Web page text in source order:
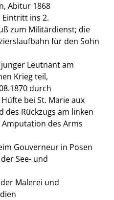
Abitur 1868
Eintritt ins 2.
zum Militärdienst; die
für den Sohn
Leutnant am
Krieg teil,
durch
bei St. Marie aux
des Rückzugs am linken
des Arms
Gouverneur in Posen
See- und
Malerei und